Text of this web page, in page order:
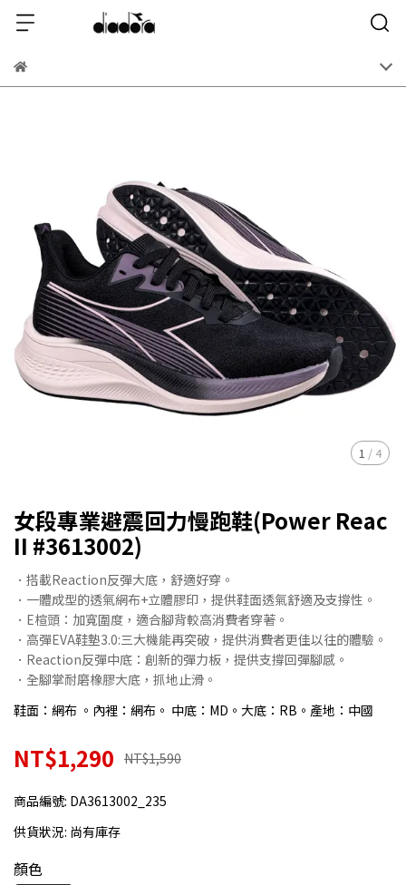
1 / 4
女段專業避震回力慢跑鞋(Power Reac
II #3613002)
．搭載Reaction反彈大底，舒適好穿。
．一體成型的透氣網布+立體膠印，提供鞋面透氣舒適及支撐性。
．E楦頭：加寬圍度，適合腳背較高消費者穿著。
．高彈EVA鞋墊3.0:三大機能再突破，提供消費者更佳以往的體驗。
．Reaction反彈中底：創新的彈力板，提供支撐回彈腳感。
．全腳掌耐磨橡膠大底，抓地止滑。
鞋面：網布 。內裡：網布。 中底：MD。大底：RB。產地：中國
NT$1,290 NT$1,590
商品編號: DA3613002_235
供貨狀況: 尚有庫存
顏色